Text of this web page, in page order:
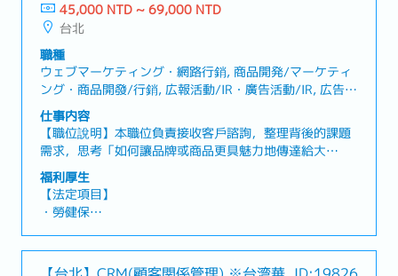
【会社独自の福利厚生】
・賞与：年2回（平均0.5～2.5か月分、個人評価および
会社業績により変動）
・人事評価による昇給制度（年2回）
・柔軟な在宅勤務制度（入社半年後より、週1日のリモ
ートワーク可）
・入社日より特別休暇3日付与
・バースデー休暇（勤続1年以上で、誕生日の前後1か月
以内に取得可能）
・結婚記念日休暇
・夏季休暇2日（新入社員の場合、6月末までに試用期間
を終了していることが条件）
45,000 NTD ~ 69,000 NTD
台北
職種
ウェブマーケティング・網路行銷, 商品開発/マーケティ
ング・商品開發/行銷, 広報活動/IR・廣告活動/IR, 広告/
プロモーション・廣告/宣傳
仕事内容
【職位說明】本職位負責接收客戶諮詢，整理背後的課題
需求，思考「如何讓品牌或商品更具魅力地傳達給大
眾」，並負責從企劃、提案到執行的全程整合。不只是單
純的執行者，而是需與客戶並肩合作，串聯公司內部的企
劃、製作與營運團隊，推動整個專案向前邁進。【工作內
容】・客戶需求訪談及問題整理・制定行銷策略、品牌訴
求與促銷企劃・撰寫提案書、企劃書及進行簡報・專案進
福利厚生
【法定項目】
・勞健保
・各種休假（特別休假、婚假、喪假、生理假、產檢假、
陪產假、產假、育嬰假）